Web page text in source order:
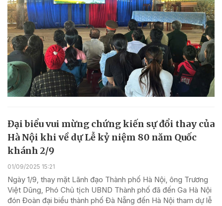
Đại biểu vui mừng chứng kiến sự đổi thay của
Hà Nội khi về dự Lễ kỷ niệm 80 năm Quốc
khánh 2/9
01/09/2025 15:21
Ngày 1/9, thay mặt Lãnh đạo Thành phố Hà Nội, ông Trương
Việt Dũng, Phó Chủ tịch UBND Thành phố đã đến Ga Hà Nội
đón Đoàn đại biểu thành phố Đà Nẵng đến Hà Nội tham dự lễ